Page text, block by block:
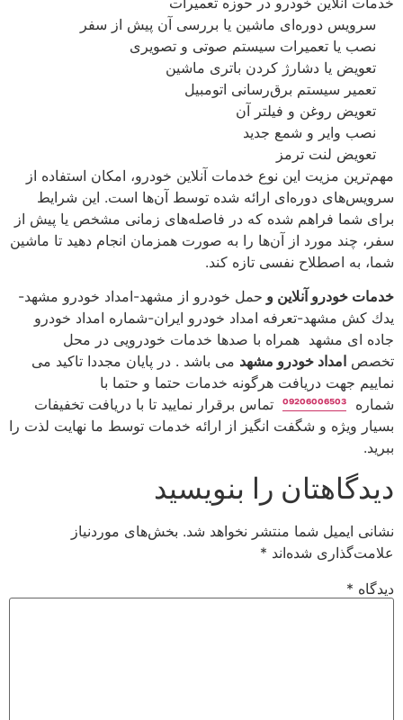
سرویس دوره‌ای ماشین یا بررسی آن پیش از سفر
نصب یا تعمیرات سیستم صوتی و تصویری
تعویض یا دشارژ كردن باتری ماشین
تعمیر سیستم برق‌رسانی اتومبیل
تعویض روغن و فیلتر آن
نصب وایر و شمع جدید
تعویض لنت ترمز
مهم‌ترین مزیت این نوع خدمات آنلاین خودرو، امكان استفاده از
سرویس‌های دوره‌ای ارائه شده توسط آن‌ها است. این شرایط
برای شما فراهم شده كه در فاصله‌های زمانی مشخص یا پیش از
سفر، چند مورد از آن‌ها را به صورت همزمان انجام دهید تا ماشین
شما، به اصطلاح نفسی تازه كند.
خدمات خودرو آنلاین و حمل خودرو از مشهد-امداد خودرو مشهد-
یدك كش مشهد-تعرفه امداد خودرو ایران-شماره امداد خودرو
جاده ای مشهد همراه با صدها خدمات خودرویی در محل
تخصص امداد خودرو مشهد می باشد . در پایان مجددا تاكید می
نماییم جهت دریافت هرگونه خدمات حتما و حتما با
شماره 09206006503 تماس برقرار نمایید تا با دریافت تخفیفات
بسیار ویژه و شگفت انگیز از ارائه خدمات توسط ما نهایت لذت را
ببرید.
دیدگاهتان را بنویسید
نشانی ایمیل شما منتشر نخواهد شد. بخش‌های موردنیاز
علامت‌گذاری شده‌اند *
دیدگاه *